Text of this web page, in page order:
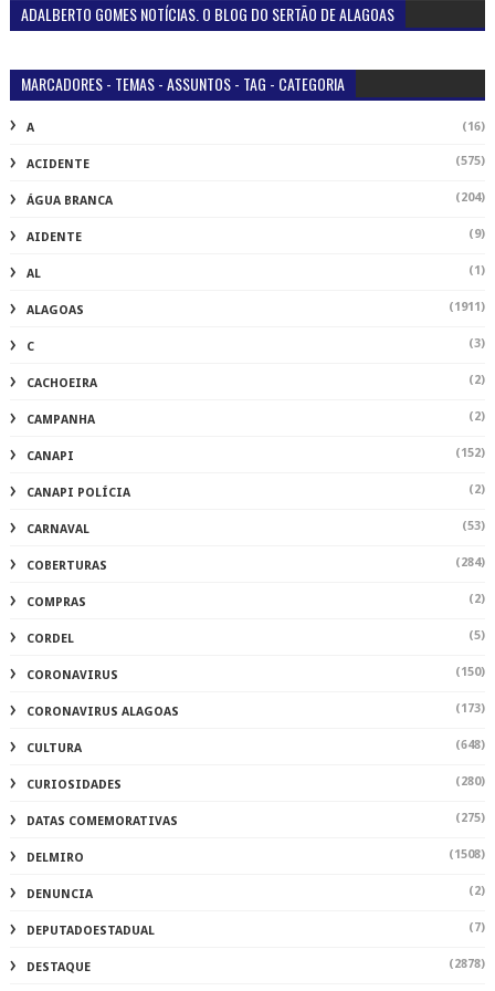
ADALBERTO GOMES NOTÍCIAS. O BLOG DO SERTÃO DE ALAGOAS
MARCADORES - TEMAS - ASSUNTOS - TAG - CATEGORIA
A (16)
ACIDENTE (575)
ÁGUA BRANCA (204)
AIDENTE (9)
AL (1)
ALAGOAS (1911)
C (3)
CACHOEIRA (2)
CAMPANHA (2)
CANAPI (152)
CANAPI POLÍCIA (2)
CARNAVAL (53)
COBERTURAS (284)
COMPRAS (2)
CORDEL (5)
CORONAVIRUS (150)
CORONAVIRUS ALAGOAS (173)
CULTURA (648)
CURIOSIDADES (280)
DATAS COMEMORATIVAS (275)
DELMIRO (1508)
DENUNCIA (2)
DEPUTADOESTADUAL (7)
DESTAQUE (2878)